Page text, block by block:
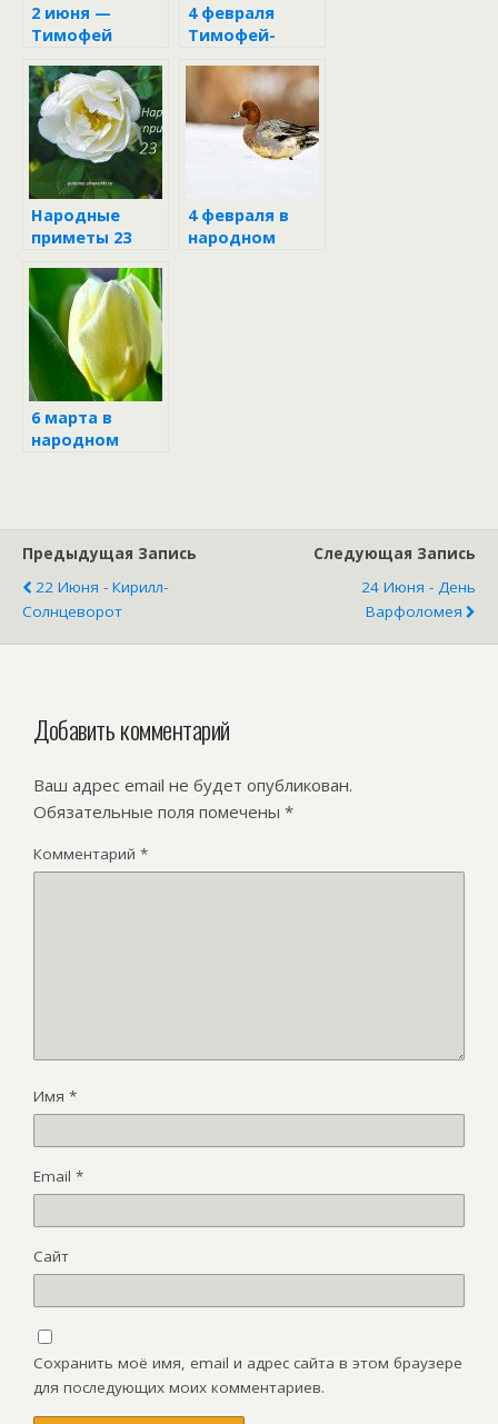
2 июня —
Тимофей
Фалалей-
огуречник
4 февраля
Тимофей-
Народные
приметы 23
4 февраля в
народном
6 марта в
народном
Предыдущая Запись
22 Июня - Кирилл-
Солнцеворот
Следующая Запись
24 Июня - День
Варфоломея
Добавить комментарий
Ваш адрес email не будет опубликован.
Обязательные поля помечены *
Комментарий *
Имя *
Email *
Сайт
Сохранить моё имя, email и адрес сайта в этом браузере
для последующих моих комментариев.